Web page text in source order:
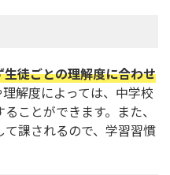
徒ごとの理解度に合わせ
解度によっては、中学校
ことができます。また、
課されるので、学習習慣